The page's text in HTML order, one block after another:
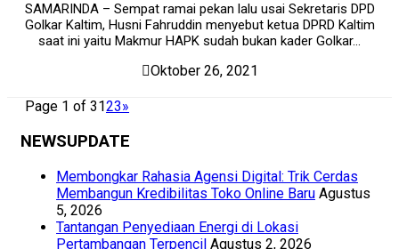
SAMARINDA – Sempat ramai pekan lalu usai Sekretaris DPD
Golkar Kaltim, Husni Fahruddin menyebut ketua DPRD Kaltim
saat ini yaitu Makmur HAPK sudah bukan kader Golkar...
Oktober 26, 2021
Page 1 of 3123»
NEWSUPDATE
Membongkar Rahasia Agensi Digital: Trik Cerdas
Membangun Kredibilitas Toko Online Baru Agustus
5, 2026
Tantangan Penyediaan Energi di Lokasi
Pertambangan Terpencil Agustus 2, 2026